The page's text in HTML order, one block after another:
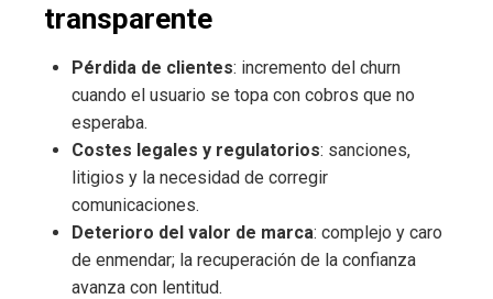
transparente
Pérdida de clientes: incremento del churn
cuando el usuario se topa con cobros que no
esperaba.
Costes legales y regulatorios: sanciones,
litigios y la necesidad de corregir
comunicaciones.
Deterioro del valor de marca: complejo y caro
de enmendar; la recuperación de la confianza
avanza con lentitud.